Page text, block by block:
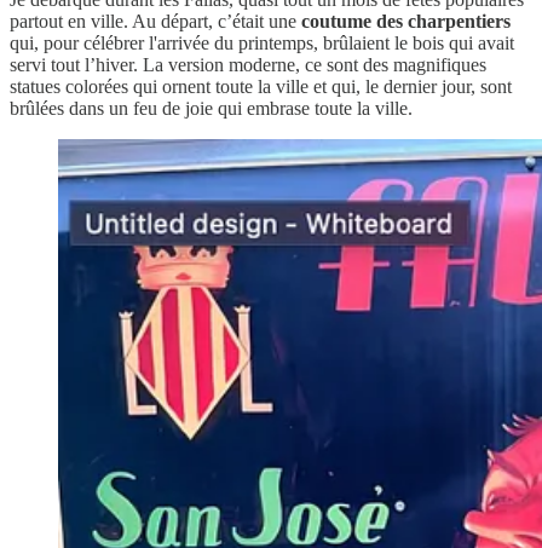
partout en ville. Au départ, c’était une coutume des charpentiers
qui, pour célébrer l'arrivée du printemps, brûlaient le bois qui avait
servi tout l’hiver. La version moderne, ce sont des magnifiques
statues colorées qui ornent toute la ville et qui, le dernier jour, sont
brûlées dans un feu de joie qui embrase toute la ville.